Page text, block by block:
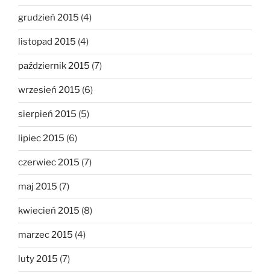
grudzień 2015 (4)
listopad 2015 (4)
październik 2015 (7)
wrzesień 2015 (6)
sierpień 2015 (5)
lipiec 2015 (6)
czerwiec 2015 (7)
maj 2015 (7)
kwiecień 2015 (8)
marzec 2015 (4)
luty 2015 (7)